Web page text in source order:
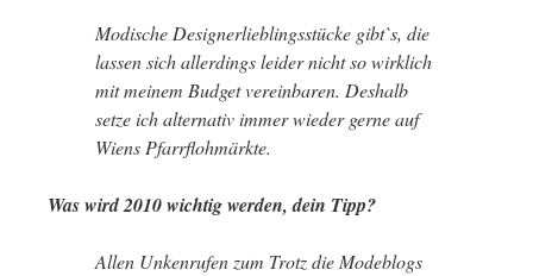
Modische Designerlieblingsstücke gibt`s, die
lassen sich allerdings leider nicht so wirklich
mit meinem Budget vereinbaren. Deshalb
setze ich alternativ immer wieder gerne auf
Wiens Pfarrflohmärkte.
Was wird 2010 wichtig werden, dein Tipp?
Allen Unkenrufen zum Trotz die Modeblogs